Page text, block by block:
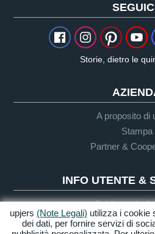
Storie, dietro le
A proposito di
Stampa
Partner &
INFO UTENTE &
Guida per
Supporto
upjers (Note Legali) utilizza i cookie
dei dati, per fornire servizi di